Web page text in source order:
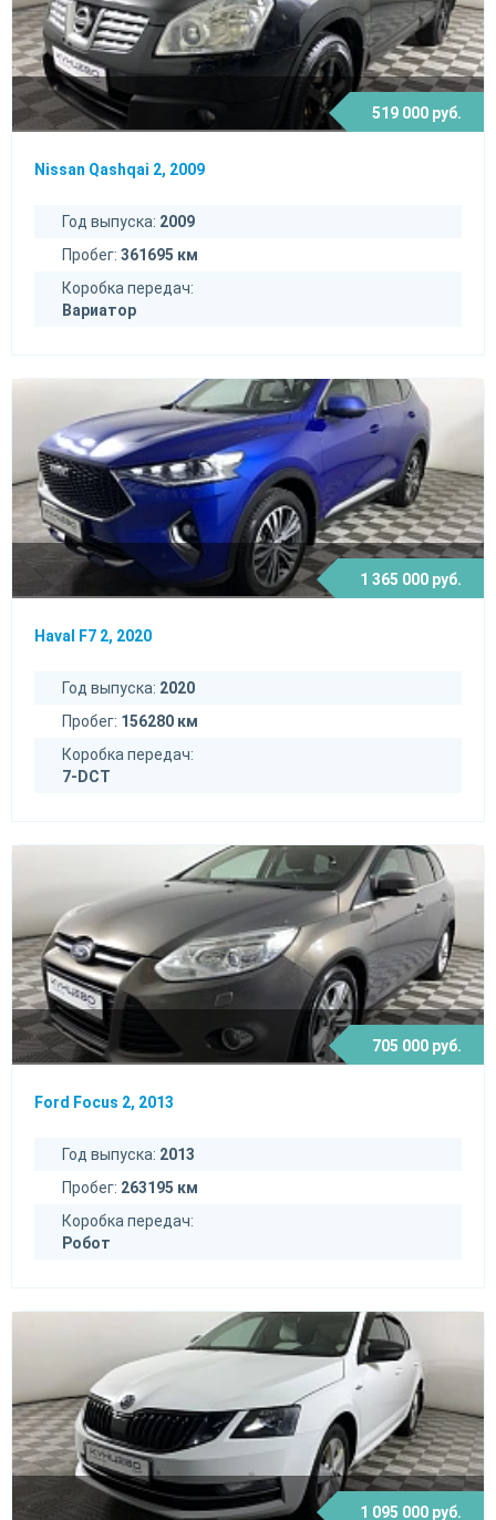
519 000 руб.
Nissan Qashqai 2, 2009
Год выпуска: 2009
Пробег: 361695 км
Коробка передач:
Вариатор
1 365 000 руб.
Haval F7 2, 2020
Год выпуска: 2020
Пробег: 156280 км
Коробка передач:
7-DCT
705 000 руб.
Ford Focus 2, 2013
Год выпуска: 2013
Пробег: 263195 км
Коробка передач:
Робот
1 095 000 руб.